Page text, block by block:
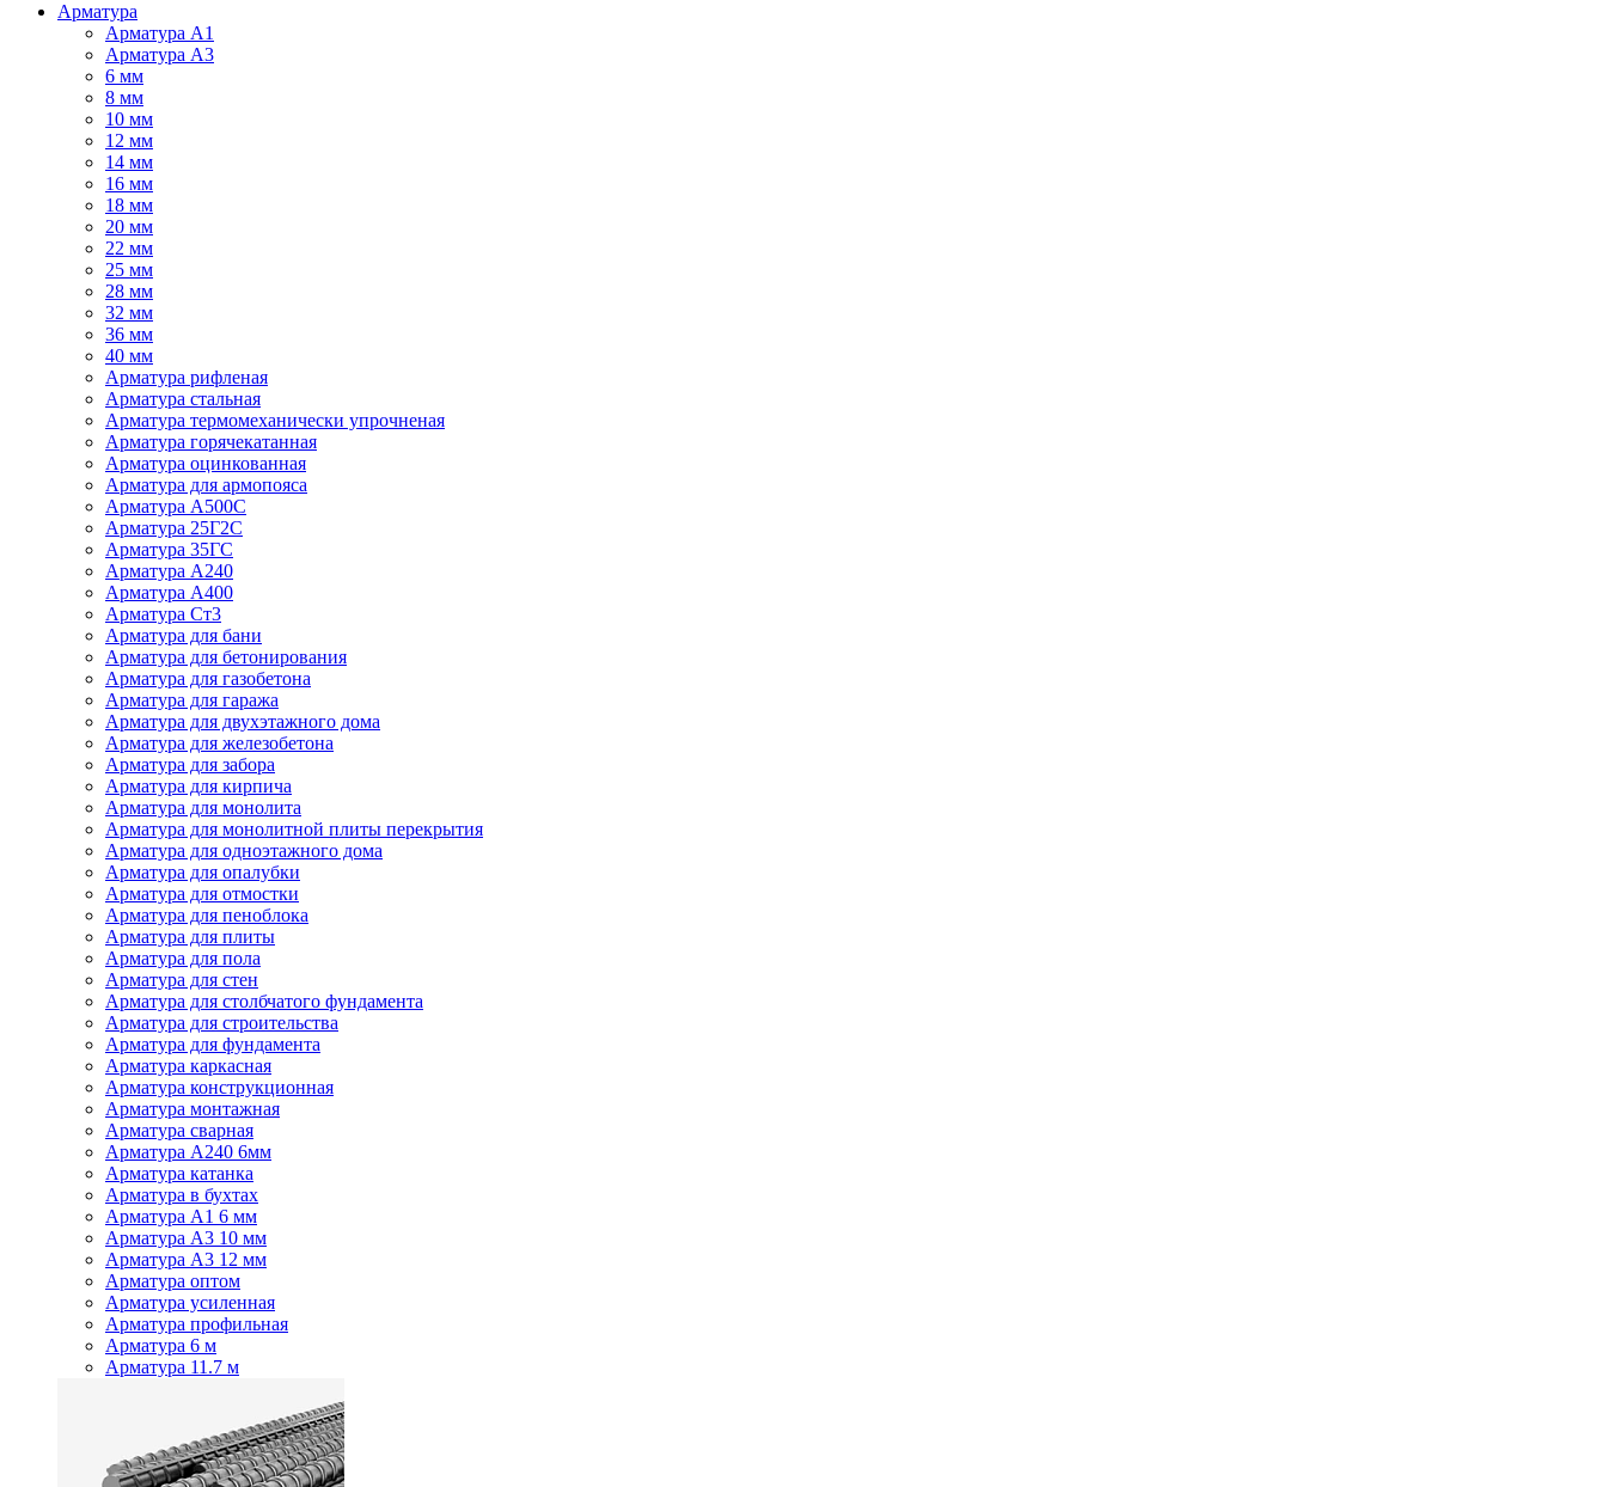
Арматура
Арматура А1
Арматура А3
6 мм
8 мм
10 мм
12 мм
14 мм
16 мм
18 мм
20 мм
22 мм
25 мм
28 мм
32 мм
36 мм
40 мм
Арматура рифленая
Арматура стальная
Арматура термомеханически упрочненая
Арматура горячекатанная
Арматура оцинкованная
Арматура для армопояса
Арматура A500С
Арматура 25Г2С
Арматура 35ГС
Арматура А240
Арматура А400
Арматура Ст3
Арматура для бани
Арматура для бетонирования
Арматура для газобетона
Арматура для гаража
Арматура для двухэтажного дома
Арматура для железобетона
Арматура для забора
Арматура для кирпича
Арматура для монолита
Арматура для монолитной плиты перекрытия
Арматура для одноэтажного дома
Арматура для опалубки
Арматура для отмостки
Арматура для пеноблока
Арматура для плиты
Арматура для пола
Арматура для стен
Арматура для столбчатого фундамента
Арматура для строительства
Арматура для фундамента
Арматура каркасная
Арматура конструкционная
Арматура монтажная
Арматура сварная
Арматура А240 6мм
Арматура катанка
Арматура в бухтах
Арматура А1 6 мм
Арматура А3 10 мм
Арматура А3 12 мм
Арматура оптом
Арматура усиленная
Арматура профильная
Арматура 6 м
Арматура 11.7 м